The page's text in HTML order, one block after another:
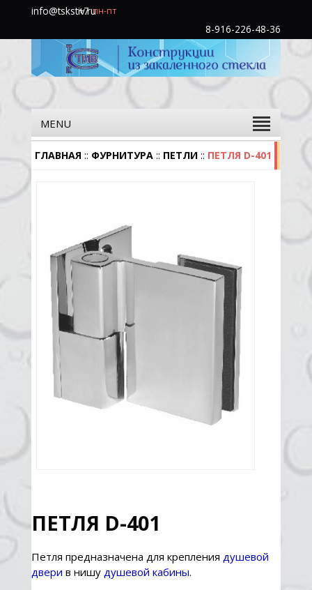
info@tskstiv.ru
+7
760-
31-
48
пн-пт
8-916-226-48-36
MENU
ГЛАВНАЯ :: ФУРНИТУРА :: ПЕТЛИ :: ПЕТЛЯ D-401
ПЕТЛЯ D-401
Петля предназначена для крепления душевой
двери в нишу душевой кабины.